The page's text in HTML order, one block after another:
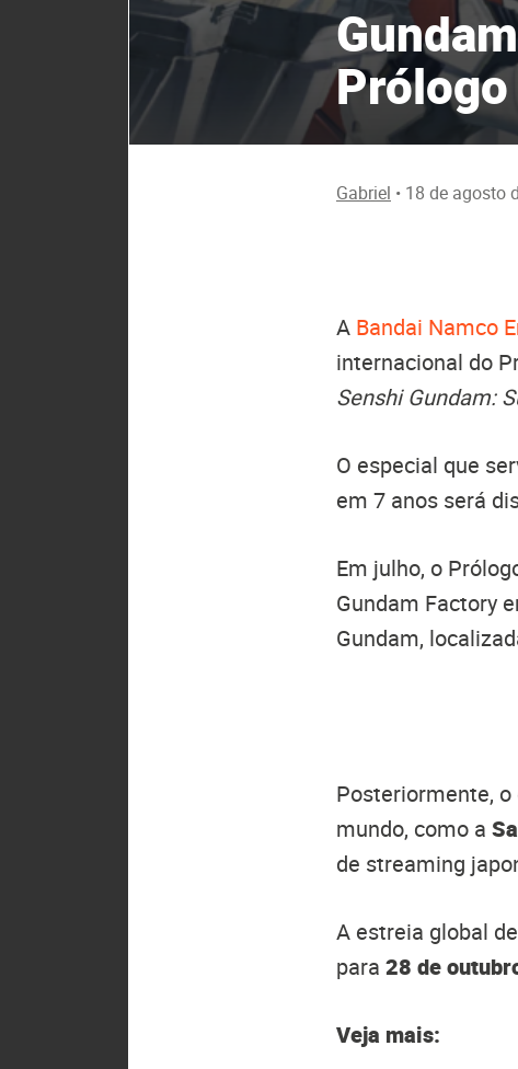
Gabriel • 18 de agosto
A Bandai Namco
internacional do
Senshi Gundam:
O especial que
em 7 anos será
Em julho, o
Gundam Factory
Gundam,
Posteriormente,
mundo, como a
de streaming
A estreia global
para 28 de
Veja mais: